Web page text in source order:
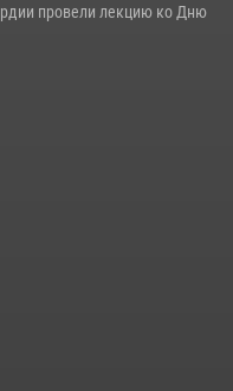
провели лекцию ко Дню